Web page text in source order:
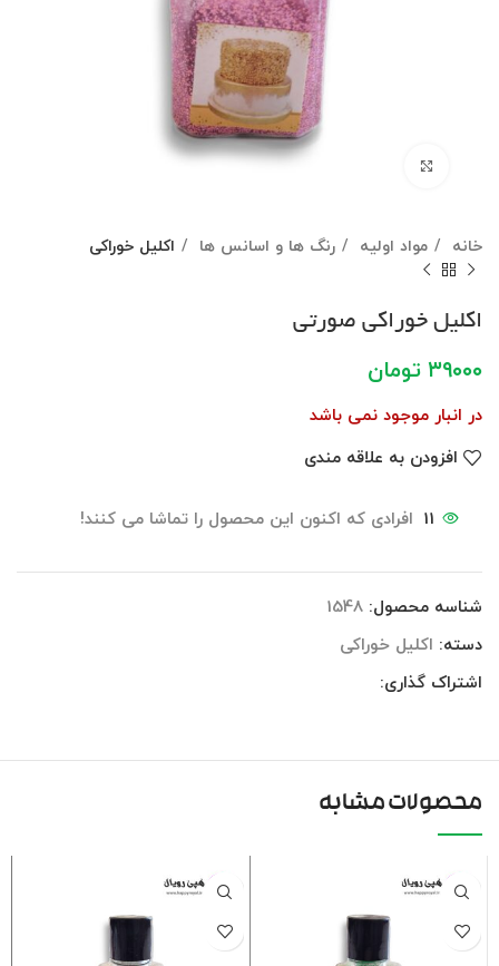
برای بزرگنمایی کلیک کنید
خانه مواد اولیه رنگ ها و اسانس ها اکلیل خوراکی
اکلیل خوراکی صورتی
۳۹۰۰۰ تومان
در انبار موجود نمی باشد
افزودن به علاقه مندی
11 افرادی که اکنون این محصول را تماشا می کنند!
شناسه محصول: 1548
دسته: اکلیل خوراکی
اشتراک گذاری:
محصولات مشابه